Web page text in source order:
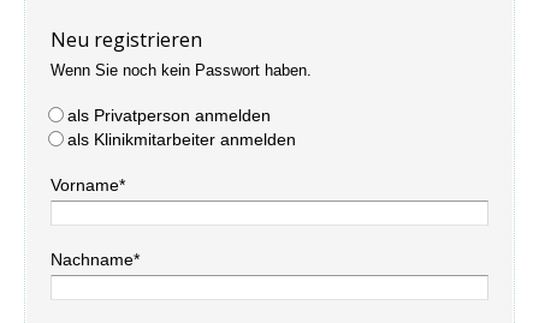
Neu registrieren
Wenn Sie noch kein Passwort haben.
als Privatperson anmelden
als Klinikmitarbeiter anmelden
Vorname*
Nachname*